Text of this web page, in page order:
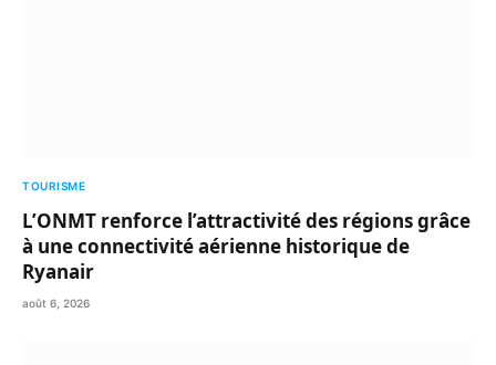
TOURISME
L’ONMT renforce l’attractivité des régions grâce
à une connectivité aérienne historique de
Ryanair
août 6, 2026